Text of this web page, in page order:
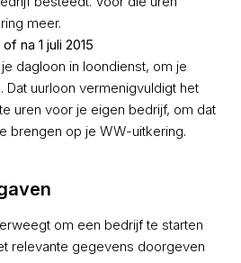
meer.
na 1 juli 2015
dagloon in loondienst, om je
Dat uurloon vermenigvuldigt het
uren voor je eigen bedrijf, om dat
brengen op je WW-uitkering.
om een bedrijf te starten
relevante gegevens doorgeven